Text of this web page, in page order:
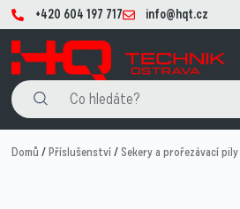
+420 604 197 717 info@hqt.cz
Domů /Příslušenství/Sekery a prořezávací pily